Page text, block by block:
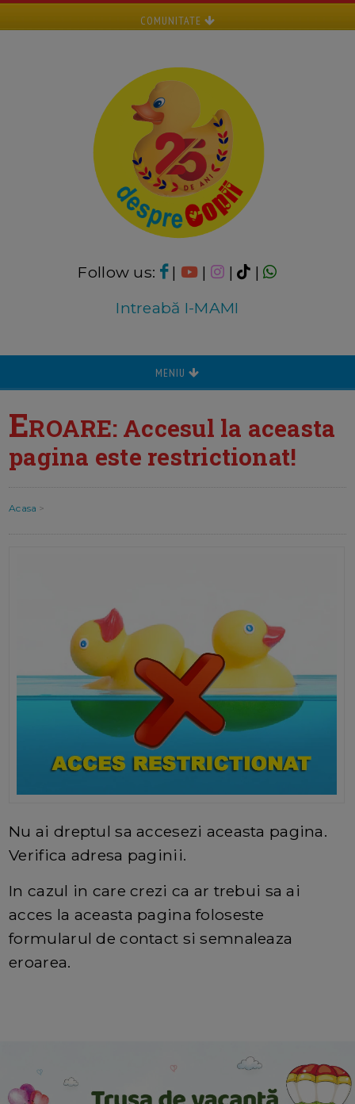
COMUNITATE
Follow us: | | |
|
Intreabă I-MAMI
MENIU
EROARE: Accesul la aceasta
pagina este restrictionat!
Acasa >
Nu ai dreptul sa accesezi aceasta pagina.
Verifica adresa paginii.
In cazul in care crezi ca ar trebui sa ai
acces la aceasta pagina foloseste
formularul de contact si semnaleaza
eroarea.